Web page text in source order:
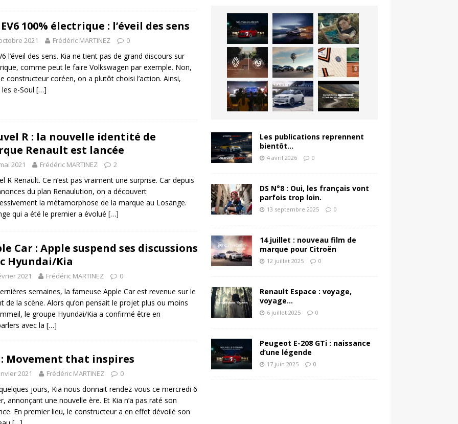
100% électrique : l’éveil des sens
2021 Frédéric MARTINEZ 0
l’éveil des sens. Kia ne tient pas de grand discours sur
comme peut le faire Volkswagen par exemple. Non,
constructeur coréen, on a plutôt choisi l’action. Ainsi,
e-Soul […]
R : la nouvelle identité de
Renault est lancée
2021 Frédéric MARTINEZ 2
R Renault. Ce n’est pas vraiment une surprise. Car depuis
du plan Renaulution, on a découvert
la métamorphose de la marque au Losange.
qui a été le premier a évolué […]
Car : Apple suspend ses discussions
Hyundai/Kia
2021 Frédéric MARTINEZ 0
semaines, la fameuse Apple Car est revenue sur le
de la scène. Alors qu’on pensait le projet plus ou moins
le groupe Hyundai/Kia a confirmé être en
avec la […]
Movement that inspires
2021 Frédéric MARTINEZ 0
jours, Kia nous donnait rendez-vous ce mercredi 6
annonçant une nouvelle ère. Et Kia n’a pas raté son
En premier lieu, le constructeur a en effet dévoilé son
Les publications reprennent
bientôt…
4 avril 2026 0
DS N°8 : Oui, les français vont
parfois trop loin.
13 septembre 2025 0
14 juillet : nouveau film de
marque pour Citroën
12 juillet 2025 0
Renault Espace : voyage,
voyage…
6 juillet 2025 0
Peugeot E-208 GTi : naissance
d’une légende
17 juin 2025 0